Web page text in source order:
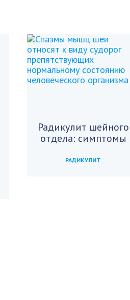
Радикулит шейного
отдела: симптомы
РАДИКУЛИТ